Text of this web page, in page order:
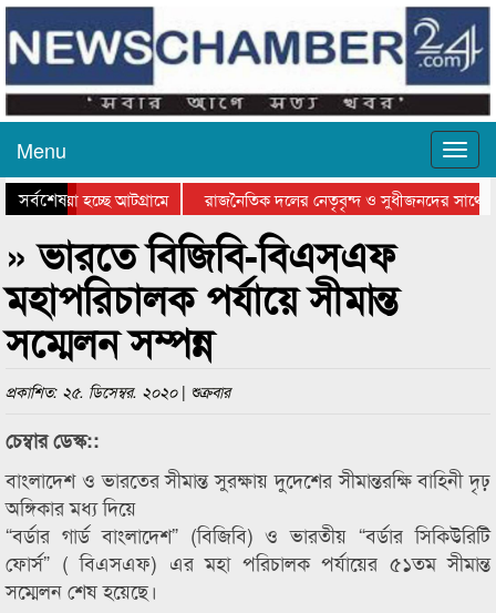
Menu
সর্বশেষ
যাওয়া হচ্ছে আটগ্রামে
রাজনৈতিক দলের নেতৃবৃন্দ ও সুধীজনদের সাথে
পুরস্কার বিতরণ সম্পন্ন
সিলেটে বাংলাদেশ গ্রুপ থিয়েটার
» ভারতে বিজিবি-বিএসএফ
মহাপরিচালক পর্যায়ে সীমান্ত
সম্মেলন সম্পন্ন
প্রকাশিত: ২৫. ডিসেম্বর. ২০২০ | শুক্রবার
চেম্বার ডেস্ক::
বাংলাদেশ ও ভারতের সীমান্ত সুরক্ষায় দুদেশের সীমান্তরক্ষি বাহিনী দৃঢ়
অঙ্গিকার মধ্য দিয়ে
“বর্ডার গার্ড বাংলাদেশ” (বিজিবি) ও ভারতীয় “বর্ডার সিকিউরিটি
ফোর্স” ( বিএসএফ) এর মহা পরিচালক পর্যায়ের ৫১তম সীমান্ত
সম্মেলন শেষ হয়েছে।